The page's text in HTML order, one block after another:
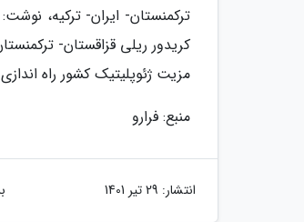
ترکمنستان- ایران- ترکیه،
مزیت ژئوپلیتیک کشور راه
منبع: فرارو
انتشار: 29 تیر 1401